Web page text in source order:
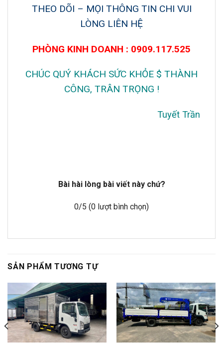
THEO DÕI – MỌI THÔNG TIN CHI VUI
LÒNG LIÊN HỆ
PHÒNG KINH DOANH : 0909.117.525
CHÚC QUÝ KHÁCH SỨC KHỎE $ THÀNH
CÔNG, TRÂN TRỌNG !
Tuyết Trần
Bài hài lòng bài viết này chứ?
0/5 (0 lượt bình chọn)
SẢN PHẨM TƯƠNG TỰ